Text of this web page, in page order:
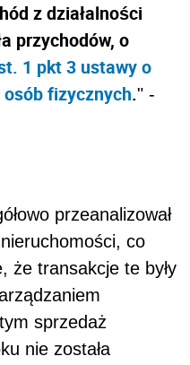
z działalności
przychodów, o
1 pkt 3 ustawy o
fizycznych." -
przeanalizował
co
że transakcje te były
sprzedaż
nie została